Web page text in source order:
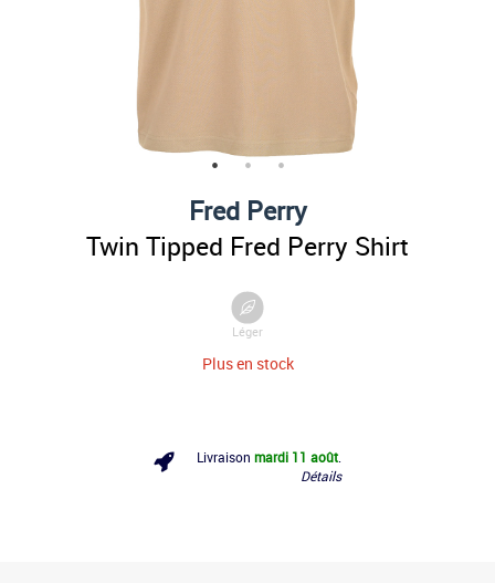
Fred Perry
Twin Tipped Fred Perry Shirt
Léger
Plus en stock
Livraison mardi 11 août
Détails